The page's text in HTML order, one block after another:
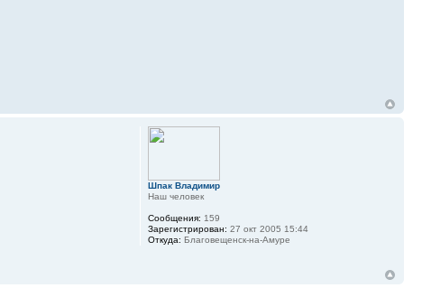
Шпак Владимир
Наш человек
Сообщения: 159
Зарегистрирован: 27 окт 2005 15:44
Откуда: Благовещенск-на-Амуре